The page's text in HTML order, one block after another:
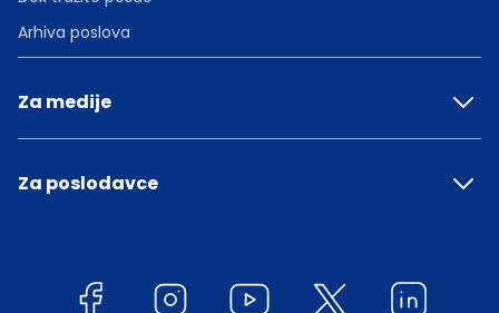
Arhiva poslova
Za medije
Za poslodavce